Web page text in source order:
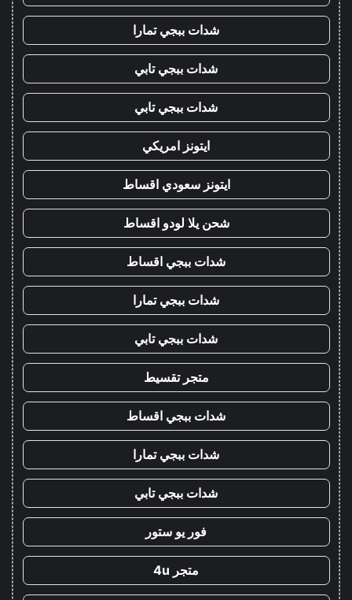
شدات ببجي تمارا
شدات ببجي تابي
شدات ببجي تابي
ايتونز امريكي
ايتونز سعودي اقساط
شحن يلا لودو اقساط
شدات ببجي اقساط
شدات ببجي تمارا
شدات ببجي تابي
متجر تقسيط
شدات ببجي اقساط
شدات ببجي تمارا
شدات ببجي تابي
فور يو ستور
متجر 4u